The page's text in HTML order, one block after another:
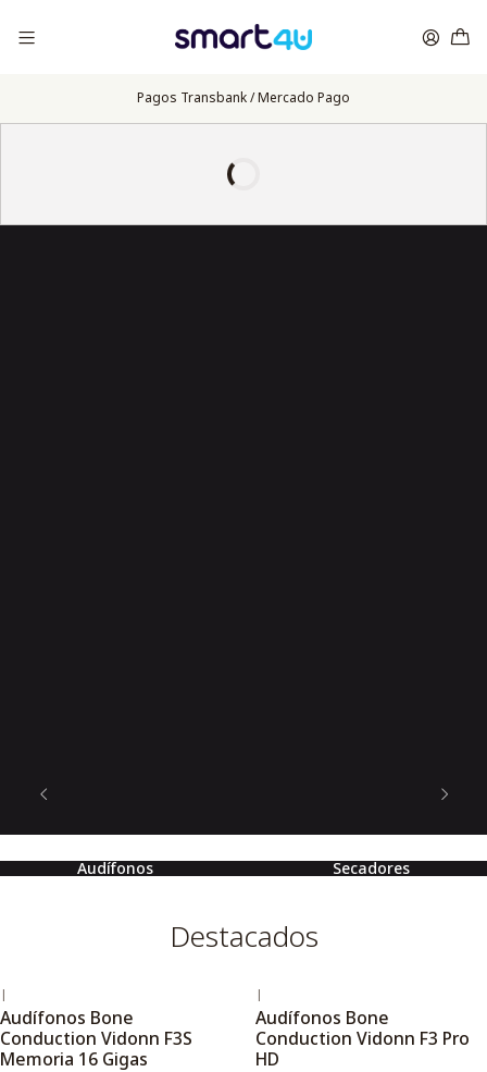
Pagos Transbank / Mercado Pago
Audífonos Secadores
Destacados
-50%
|
Audífonos Bone
Conduction Vidonn F3S
Memoria 16 Gigas
-43%
|
Audífonos Bone
Conduction Vidonn F3 Pro
HD